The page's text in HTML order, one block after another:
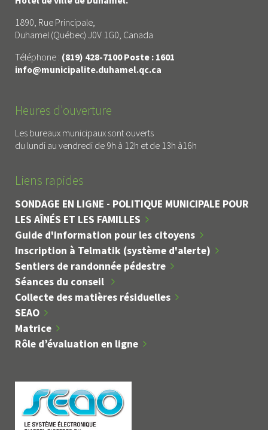
1890, Rue Principale,
Duhamel (Québec) J0V 1G0, Canada
Téléphone : (819) 428-7100 Poste : 1601
info@municipalite.duhamel.qc.ca
Heures d'ouverture
Les bureaux municipaux sont ouverts
du lundi au vendredi de 9h à 12h et de 13h à16h
Liens rapides
SONDAGE EN LIGNE - POLITIQUE MUNICIPALE POUR
LES AÎNÉS ET LES FAMILLES
Guide d'information pour les citoyens
Inscription à Telmatik (système d'alerte)
Sentiers de randonnée pédestre
Séances du conseil
Collecte des matières résiduelles
SEAO
Matrice
Rôle d’évaluation en ligne